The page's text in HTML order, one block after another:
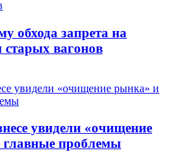
обхода запрета на
вагонов
увидели «очищение
проблемы